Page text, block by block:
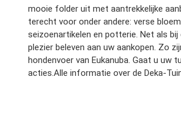
mooie folder uit met aantrekkelijke
terecht voor onder andere: verse
seizoenartikelen en potterie. Net als
plezier beleven aan uw aankopen. Zo
hondenvoer van Eukanuba. Gaat u uw
acties.Alle informatie over de Deka-